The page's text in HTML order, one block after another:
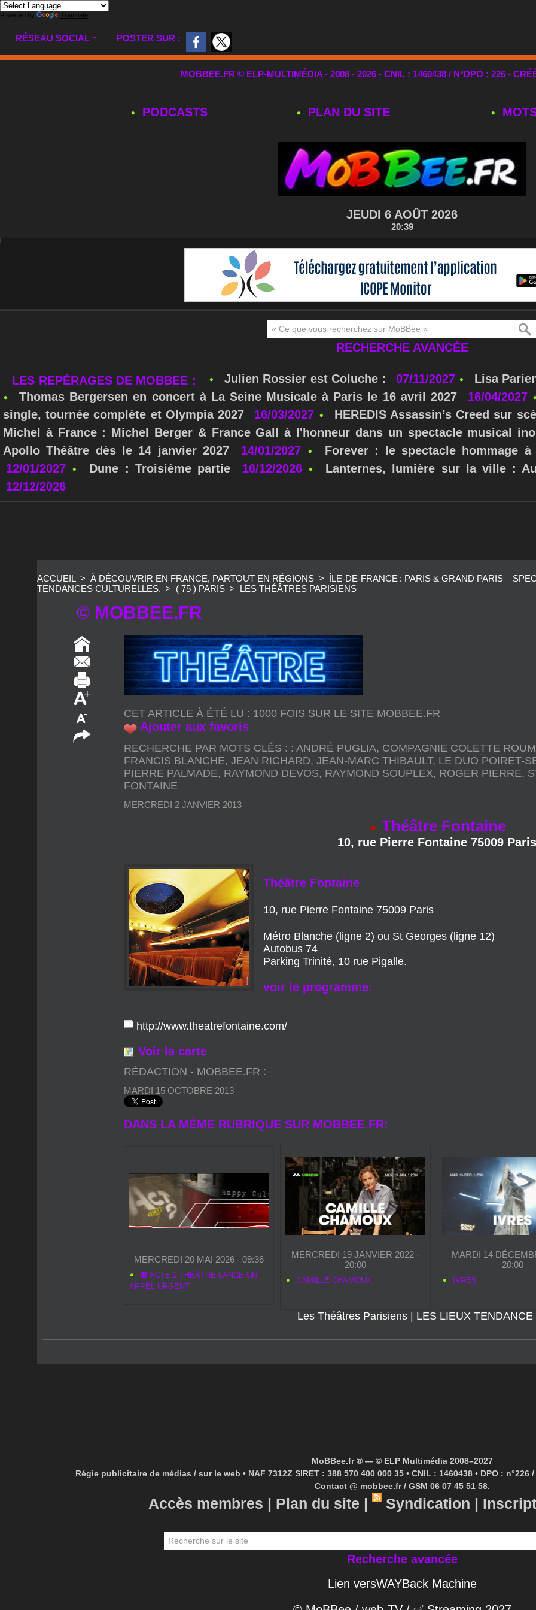
Powered by Translate
RÉSEAU SOCIAL POSTER SUR :
MOBBEE.FR © ELP-MULTIMÉDIA - 2008 - 2026 - CNIL : 1460438 / N°DPO : 226 -
PODCASTS PLAN DU SITE
JEUDI 6 AOÛT 2026
20:39
RECHERCHE AVANCÉE
LES REPÉRAGES DE MOBBEE : Julien Rossier est Coluche : 07/11/2027
Lisa
Thomas Bergersen en concert à La Seine Musicale à Paris le 16 avril 2027
16/04/2027
single, tournée complète et Olympia 2027
16/03/2027
HEREDIS Assassin’s Creed sur
Michel à France : Michel Berger & France Gall à l'honneur dans un spectacle musical
Apollo Théâtre dès le 14 janvier 2027
14/01/2027
Forever : le spectacle hommage
12/01/2027
Dune : Troisième partie 16/12/2026
Lanternes, lumière sur la ville :
12/12/2026
ACCUEIL > À DÉCOUVRIR EN FRANCE, PARTOUT EN RÉGIONS > ÎLE‑DE‑FRANCE : PARIS & GRAND PARIS –
TENDANCES CULTURELLES. > ( 75 ) PARIS > LES THÉÂTRES PARISIENS
© MOBBEE.FR
CET ARTICLE À ÉTÉ LU : 1000 FOIS SUR LE SITE MOBBEE.FR
Ajouter aux favoris
RECHERCHE PAR MOTS CLÉS : :ANDRÉ PUGLIA, COMPAGNIE COLETTE
FRANCIS BLANCHE,JEAN RICHARD,JEAN-MARC THIBAULT, LE DUO POIRET-
PIERRE PALMADE, RAYMOND DEVOS, RAYMOND SOUPLEX, ROGER PIERRE,
FONTAINE
MERCREDI 2 JANVIER 2013
Théâtre Fontaine
10, rue Pierre Fontaine 75009
Théâtre Fontaine
10, rue Pierre Fontaine 75009 Paris
Métro Blanche (ligne 2) ou St Georges (ligne 12)
Autobus 74
Parking Trinité, 10 rue Pigalle.
voir le programme:
http://www.theatrefontaine.com/
Voir la carte
RÉDACTION - MOBBEE.FR :
MARDI 15 OCTOBRE 2013
DANS LA MÊME RUBRIQUE SUR MOBBEE.FR:
MERCREDI 20 MAI 2026 - 09:36
🟠 ACTE 2 THÉÂTRE LANCE UN
APPEL URGENT :
MERCREDI 19 JANVIER 2022 -
20:00
CAMILLE CHAMOUX
MARDI 14
20:00
IVRES
Les Théâtres Parisiens | LES LIEUX TENDANCE
MoBBee.fr ® — © ELP Multimédia 2008–2027
Régie publicitaire de médias / sur le web • NAF 7312Z SIRET : 388 570 400 000 35 • CNIL : 1460438 • DPO :
Contact @ mobbee.fr / GSM 06 07 45 51 58.
Accès membres | Plan du site | Syndication |
Recherche avancée
Lien versWAYBack Machine